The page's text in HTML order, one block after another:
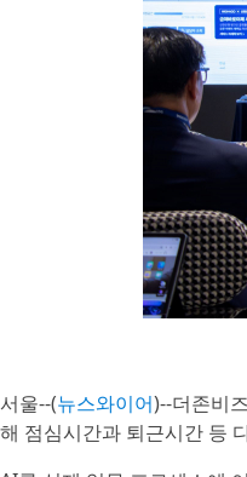
서울--(뉴스와이어)--더존비
해 점심시간과 퇴근시간 등